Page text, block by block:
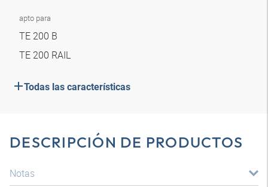
apto para
TE 200 B
TE 200 RAIL
Todas las características
DESCRIPCIÓN DE PRODUCTOS
Notas